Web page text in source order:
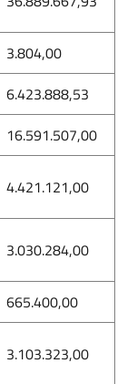
3.804,00
6.423.888,53
16.591.507,00
4.421.121,00
3.030.284,00
665.400,00
3.103.323,00